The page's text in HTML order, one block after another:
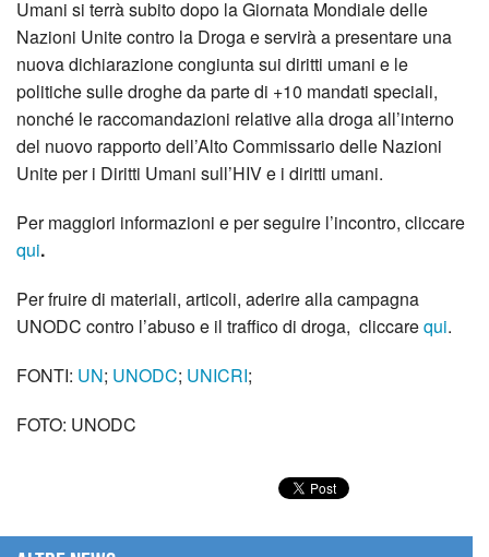
Umani si terrà subito dopo la Giornata Mondiale delle
Nazioni Unite contro la Droga e servirà a presentare una
nuova dichiarazione congiunta sui diritti umani e le
politiche sulle droghe da parte di +10 mandati speciali,
nonché le raccomandazioni relative alla droga all’interno
del nuovo rapporto dell’Alto Commissario delle Nazioni
Unite per i Diritti Umani sull’HIV e i diritti umani.
Per maggiori informazioni e per seguire l’incontro, cliccare
qui.
Per fruire di materiali, articoli, aderire alla campagna
UNODC contro l’abuso e il traffico di droga, cliccarequi.
FONTI: UN; UNODC; UNICRI;
FOTO: UNODC